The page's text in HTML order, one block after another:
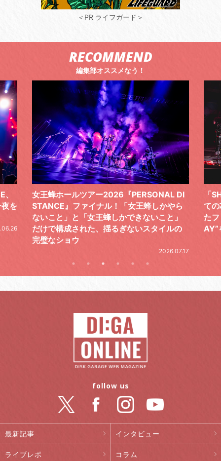
＜PR ライフガード＞
RECOMMEND
編集部オススメなう！
を
女王蜂ホールツアー2026『PERSONAL DI
STANCE』ファイナル！「女王蜂しかやら
ないこと」と「女王蜂しかできないこと」
だけで構成された、揺るぎないスタイルの
完璧なショウ
2026.07.17
「
て
た
AY”
最新記事 インタビュー
ライブレポ コラム
follow us